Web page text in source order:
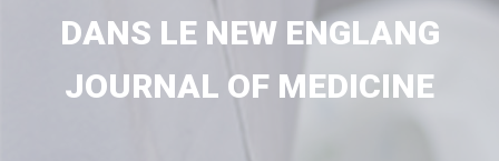
DANS LE NEW ENGLANG
JOURNAL OF MEDICINE